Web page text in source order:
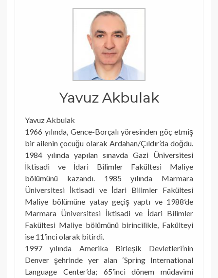
Yavuz Akbulak
Yavuz Akbulak
1966 yılında, Gence-Borçalı yöresinden göç etmiş
bir ailenin çocuğu olarak Ardahan/Çıldır’da doğdu.
1984 yılında yapılan sınavda Gazi Üniversitesi
İktisadi ve İdari Bilimler Fakültesi Maliye
bölümünü kazandı. 1985 yılında Marmara
Üniversitesi İktisadi ve İdari Bilimler Fakültesi
Maliye bölümüne yatay geçiş yaptı ve 1988’de
Marmara Üniversitesi İktisadi ve İdari Bilimler
Fakültesi Maliye bölümünü birincilikle, Fakülteyi
ise 11’inci olarak bitirdi.
1997 yılında Amerika Birleşik Devletleri’nin
Denver şehrinde yer alan ‘Spring International
Language Center’da; 65’inci dönem müdavimi